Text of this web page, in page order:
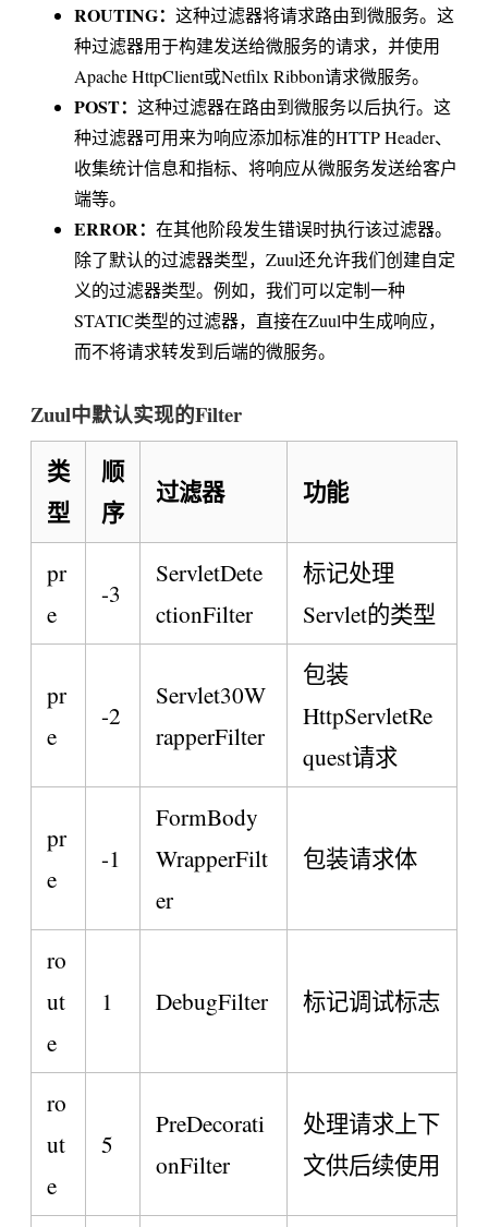
ROUTING： 这种过滤器将请求路由到微服务。这
种过滤器用于构建发送给微服务的请求，并使用
Apache HttpClient或Netfilx Ribbon请求微服务。
POST： 这种过滤器在路由到微服务以后执行。这
种过滤器可用来为响应添加标准的HTTP Header、
收集统计信息和指标、将响应从微服务发送给客户
端等。
ERROR： 在其他阶段发生错误时执行该过滤器。
除了默认的过滤器类型，Zuul还允许我们创建自定
义的过滤器类型。例如，我们可以定制一种
STATIC类型的过滤器，直接在Zuul中生成响应，
而不将请求转发到后端的微服务。
Zuul中默认实现的Filter
类
型
顺
序
过滤器 功能
pr
e
-3
ServletDete
ctionFilter
标记处理
Servlet的类型
pr
e
-2
Servlet30W
rapperFilter
包装
HttpServletRe
quest请求
pr
e
-1
FormBody
WrapperFilt
er
包装请求体
ro
ut
e
1 DebugFilter 标记调试标志
ro
ut
e
5
PreDecorati
onFilter
处理请求上下
文供后续使用